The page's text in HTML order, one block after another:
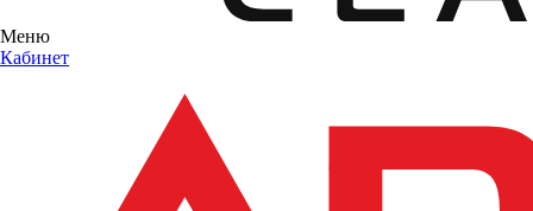
Меню
Кабинет